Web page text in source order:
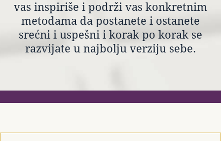
vas inspiriše i podrži vas konkretnim
metodama da postanete i ostanete
srećni i uspešni i korak po korak se
razvijate u najbolju verziju sebe.